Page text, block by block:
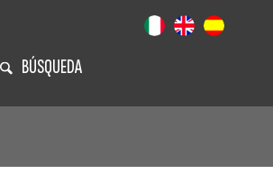
BÚSQUEDA